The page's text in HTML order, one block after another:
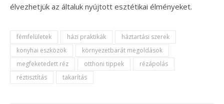
élvezhetjük az általuk nyújtott esztétikai élményeket.
fémfelületek házi praktikák
háztartási szerek
konyhai eszközök
környezetbarát megoldások
megfeketedett réz
otthoni tippek
rézápolás
réztisztítás
takarítás